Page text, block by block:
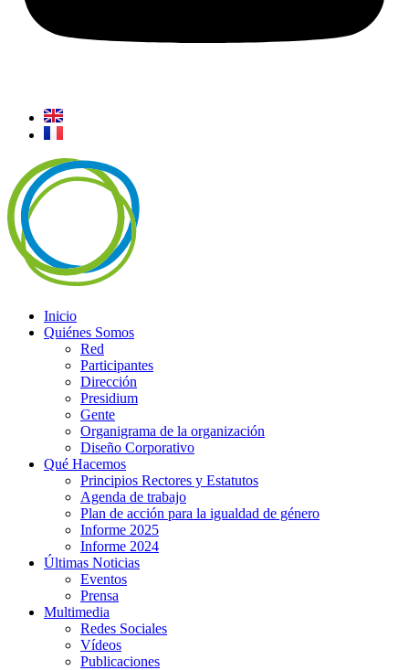
Inicio
Quiénes Somos
Red
Participantes
Dirección
Presidium
Gente
Organigrama de la organización
Diseño Corporativo
Qué Hacemos
Principios Rectores y Estatutos
Agenda de trabajo
Plan de acción para la igualdad de género
Informe 2025
Informe 2024
Últimas Noticias
Eventos
Prensa
Multimedia
Redes Sociales
Vídeos
Publicaciones